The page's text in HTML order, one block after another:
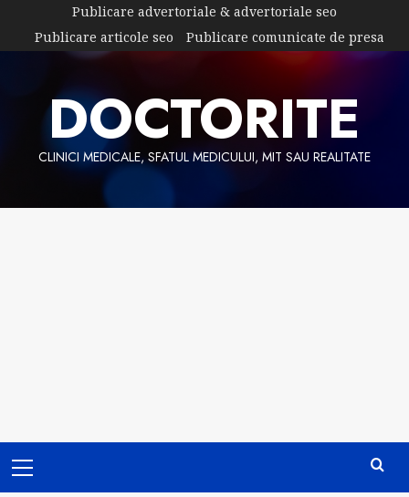
content
Publicare advertoriale & advertoriale seo
Publicare articole seo
Publicare comunicate de presa
DOCTORITE
CLINICI MEDICALE, SFATUL MEDICULUI, MIT SAU REALITATE
Menu